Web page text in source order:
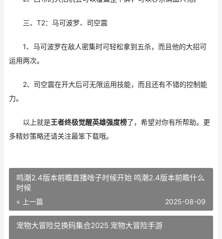
三、T2：马可波罗、司空震
1、马可波罗在敌人密集时可轻松拿到五杀，而且他的大招可
运用两次。
2、司空震在开大后可无限运用技能，而且还有不错的控制能
力。
以上就是王者终极觉醒英雄强度榜了，希望对你有所帮助。更
多精妙策略还请关注最笨下载哦。
鸣潮2.4版本前瞻直播啥子时候开始 鸣潮2.4版本前瞻什么
时候
« 上一篇 2025-08-09
宠物大冒险兑换码集合2025 宠物大冒险手游